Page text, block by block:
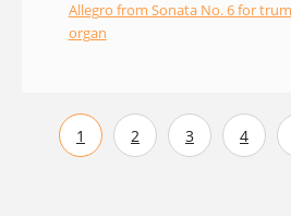
Allegro from Sonata No. 6 for
organ
1 2 3 4